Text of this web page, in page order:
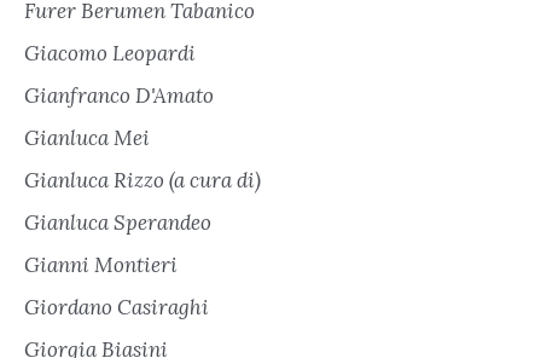
Furer Berumen Tabanico
Giacomo Leopardi
Gianfranco D'Amato
Gianluca Mei
Gianluca Rizzo (a cura di)
Gianluca Sperandeo
Gianni Montieri
Giordano Casiraghi
Giorgia Biasini